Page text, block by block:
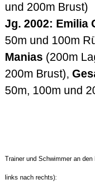
und 200m Brust)
Jg. 2002: Emilia
50m und 100m
Manias (200m
200m Brust),
50m, 100m und
Trainer und Schwimmer an
links nach rechts):